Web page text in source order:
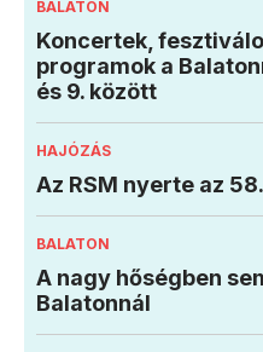
BALATON
Koncertek,
programok a
és 9. között
HAJÓZÁS
Az RSM nyerte az
BALATON
A nagy hőségben
Balatonnál